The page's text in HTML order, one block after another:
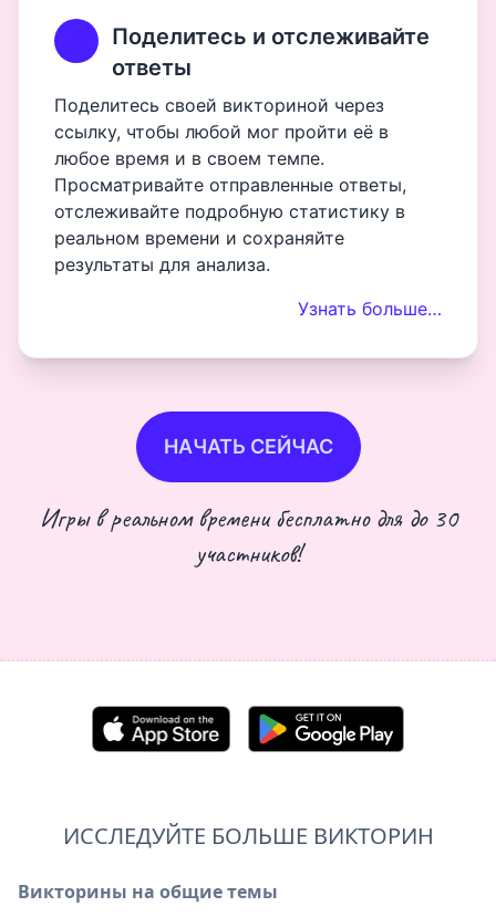
Поделитесь и отслеживайте
ответы
Поделитесь своей викториной через
ссылку, чтобы любой мог пройти её в
любое время и в своем темпе.
Просматривайте отправленные ответы,
отслеживайте подробную статистику в
реальном времени и сохраняйте
результаты для анализа.
Узнать больше…
НАЧАТЬ СЕЙЧАС
Игры в реальном времени бесплатно для до 30
участников!
ИССЛЕДУЙТЕ БОЛЬШЕ ВИКТОРИН
Викторины на общие темы